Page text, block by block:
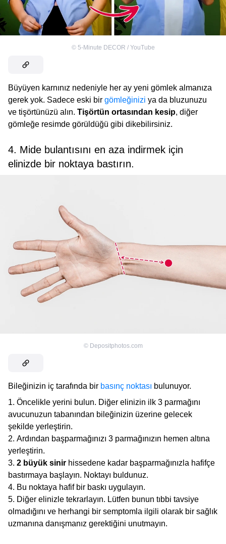
© 5-Minute DECOR / YouTube
Büyüyen karnınız nedeniyle her ay yeni gömlek almanıza
gerek yok. Sadece eski bir gömleğinizi ya da bluzunuzu
ve tişörtünüzü alın. Tişörtün ortasından kesip, diğer
gömleğe resimde görüldüğü gibi dikebilirsiniz.
4. Mide bulantısını en aza indirmek için
elinizde bir noktaya bastırın.
© Depositphotos.com
Bileğinizin iç tarafında bir basınç noktası bulunuyor.
Öncelikle yerini bulun. Diğer elinizin ilk 3 parmağını
avucunuzun tabanından bileğinizin üzerine gelecek
şekilde yerleştirin.
Ardından başparmağınızı 3 parmağınızın hemen altına
yerleştirin.
2 büyük sinir hissedene kadar başparmağınızla hafifçe
bastırmaya başlayın. Noktayı buldunuz.
Bu noktaya hafif bir baskı uygulayın.
Diğer elinizle tekrarlayın. Lütfen bunun tıbbi tavsiye
olmadığını ve herhangi bir semptomla ilgili olarak bir sağlık
uzmanına danışmanız gerektiğini unutmayın.